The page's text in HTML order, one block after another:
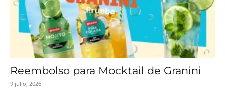
Reembolso para Mocktail de Granini
9 julio, 2026